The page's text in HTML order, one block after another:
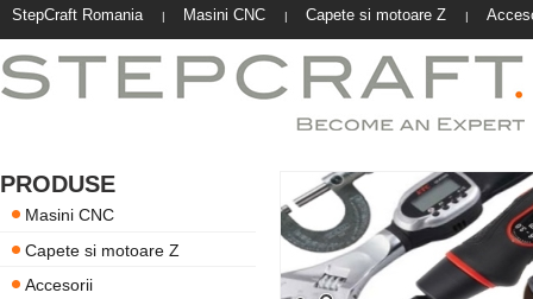
StepCraft Romania | Masini CNC | Capete si motoare Z |
PRODUSE
Masini CNC
Capete si motoare Z
Accesorii